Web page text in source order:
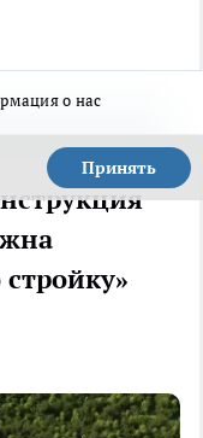
о нас
Принять